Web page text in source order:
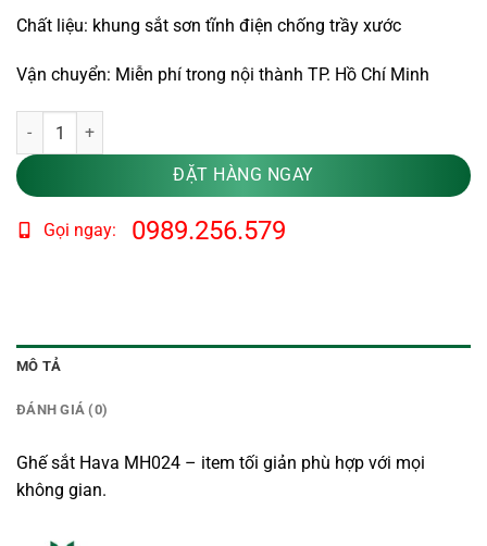
Chất liệu: khung sắt sơn tĩnh điện chống trầy xước
Vận chuyển: Miễn phí trong nội thành TP. Hồ Chí Minh
Ghế sắt Hava MH024 số lượng
ĐẶT HÀNG NGAY
Gọi ngay: 0989.256.579
MÔ TẢ
ĐÁNH GIÁ (0)
Ghế sắt Hava MH024 – item tối giản phù hợp với mọi
không gian.